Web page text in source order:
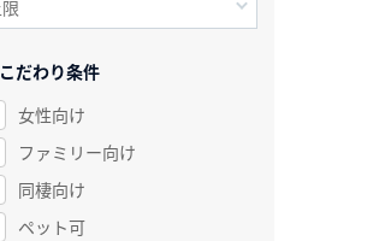
こだわり条件
女性向け
ファミリー向け
同棲向け
ペット可